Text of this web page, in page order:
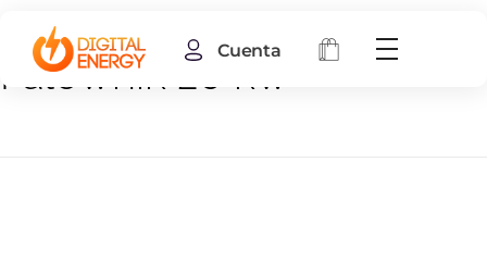
Cuenta
Falownik 20 kw